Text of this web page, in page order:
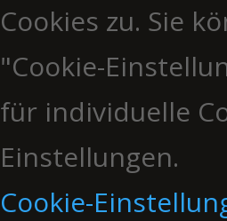
Cookies zu. Sie
"Cookie-
für individuelle
Einstellungen.
Cookie-